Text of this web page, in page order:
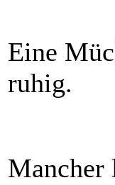
Eine
ruhig.
Mancher